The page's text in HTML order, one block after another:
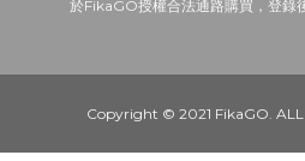
於FikaGO授權合法通路購買，登錄
Copyright © 2021 FikaGO. ALL